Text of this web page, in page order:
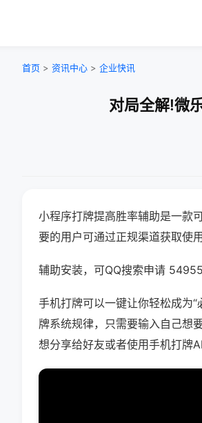
首页 > 资讯中心 > 企业快讯
对局全解!微
小程序打牌提高胜率辅助是一款
要的用户可通过正规渠道获取使用
辅助安装，可QQ搜索申请
手机打牌可以一键让你轻松成为
牌系统规律，只需要输入自己想
想分享给好友或者使用手机打牌